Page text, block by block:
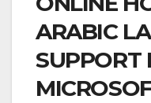
ARABIC